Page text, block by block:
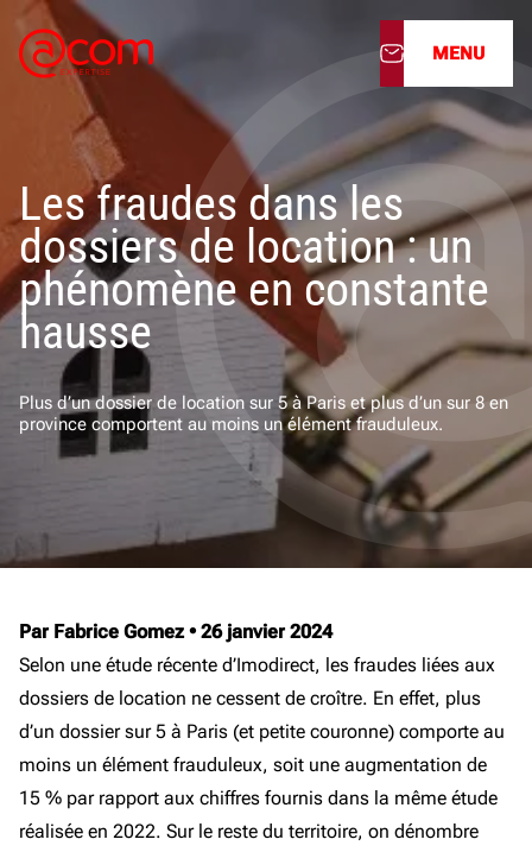
À propos
Nos services
Nos cabinets
Nos filiales
Actualités
Nous rejoindre
MENU
Les fraudes dans les
dossiers de location : un
phénomène en constante
hausse
Plus d’un dossier de location sur 5 à Paris et plus d’un sur 8 en
province comportent au moins un élément frauduleux.
Par Fabrice Gomez• 26 janvier 2024
Selon une étude récente d’Imodirect, les fraudes liées aux
dossiers de location ne cessent de croître. En effet, plus
d’un dossier sur 5 à Paris (et petite couronne) comporte au
moins un élément frauduleux, soit une augmentation de
15 % par rapport aux chiffres fournis dans la même étude
réalisée en 2022. Sur le reste du territoire, on dénombre